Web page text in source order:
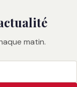
matin.